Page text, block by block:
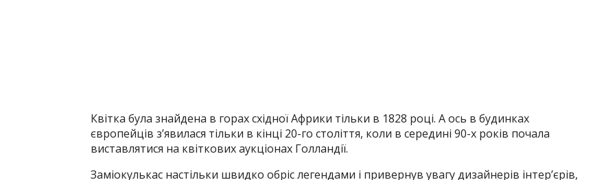
Квітка була знайдена в горах східної Африки тільки в 1828 році. А ось в будинках
європейців з’явилася тільки в кінці 20-го століття, коли в середині 90-х років почала
виставлятися на квіткових аукціонах Голландії.
Заміокулькас настільки швидко обріс легендами і привернув увагу дизайнерів інтер’єрів,